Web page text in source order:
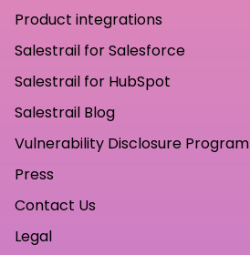
Product integrations
Salestrail for Salesforce
Salestrail for HubSpot
Salestrail Blog
Vulnerability Disclosure Program
Press
Contact Us
Legal